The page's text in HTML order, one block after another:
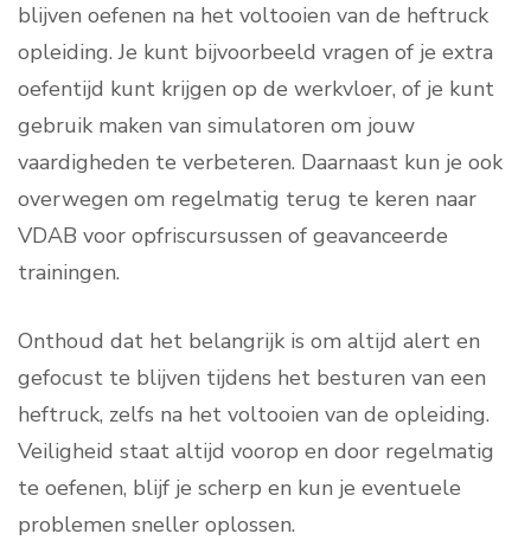
blijven oefenen na het voltooien van de heftruck
opleiding. Je kunt bijvoorbeeld vragen of je extra
oefentijd kunt krijgen op de werkvloer, of je kunt
gebruik maken van simulatoren om jouw
vaardigheden te verbeteren. Daarnaast kun je ook
overwegen om regelmatig terug te keren naar
VDAB voor opfriscursussen of geavanceerde
trainingen.
Onthoud dat het belangrijk is om altijd alert en
gefocust te blijven tijdens het besturen van een
heftruck, zelfs na het voltooien van de opleiding.
Veiligheid staat altijd voorop en door regelmatig
te oefenen, blijf je scherp en kun je eventuele
problemen sneller oplossen.